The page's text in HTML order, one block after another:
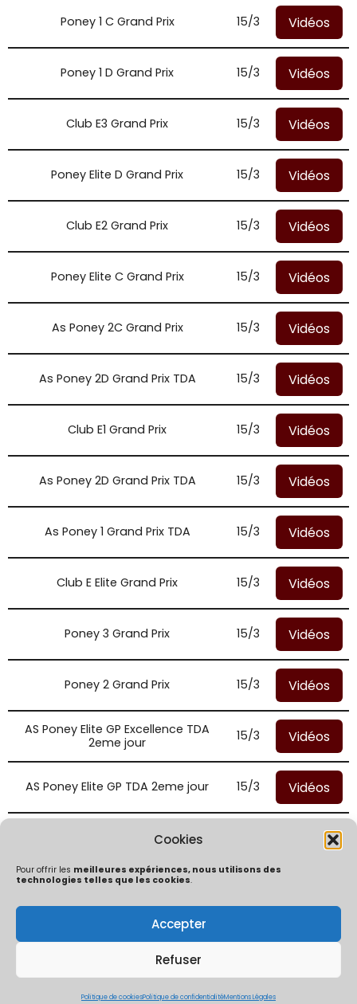
Cookies
Pour offrir les meilleures expériences, nous utilisons des
technologies telles que les cookies.
Accepter
Refuser
Politique de cookiesPolitique de confidentialitéMentions Légales
Poney 1 C Grand Prix 15/3 Vidéos
Poney 1 D Grand Prix 15/3 Vidéos
Club E3 Grand Prix 15/3 Vidéos
Poney Elite D Grand Prix 15/3 Vidéos
Club E2 Grand Prix 15/3 Vidéos
Poney Elite C Grand Prix 15/3 Vidéos
As Poney 2C Grand Prix 15/3 Vidéos
As Poney 2D Grand Prix TDA 15/3 Vidéos
Club E1 Grand Prix 15/3 Vidéos
As Poney 2D Grand Prix TDA 15/3 Vidéos
As Poney 1 Grand Prix TDA 15/3 Vidéos
Club E Elite Grand Prix 15/3 Vidéos
Poney 3 Grand Prix 15/3 Vidéos
Poney 2 Grand Prix 15/3 Vidéos
AS Poney Elite GP Excellence TDA
2eme jour
15/3 Vidéos
AS Poney Elite GP TDA 2eme jour 15/3 Vidéos
Future Elite 7 ans Grand Prix (115)
Vidéos
Politique de confidentialité
Politique de cookies (UE)
Thibaut Mouly & Co | 2026